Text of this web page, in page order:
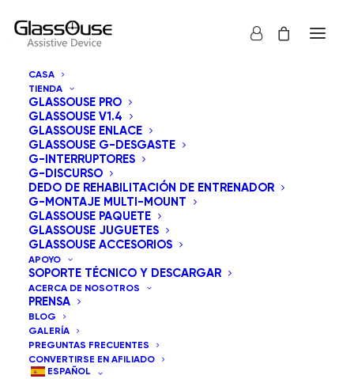
CASA
TIENDA
GLASSOUSE PRO
GLASSOUSE V1.4
GLASSOUSE ENLACE
GLASSOUSE G-DESGASTE
G-INTERRUPTORES
G-DISCURSO
DEDO DE REHABILITACIÓN DE ENTRENADOR
G-MONTAJE MULTI-MOUNT
GLASSOUSE PAQUETE
GLASSOUSE JUGUETES
GLASSOUSE ACCESORIOS
APOYO
SOPORTE TÉCNICO Y DESCARGAR
ACERCA DE NOSOTROS
PRENSA
BLOG
GALERÍA
PREGUNTAS FRECUENTES
CONVERTIRSE EN AFILIADO
ESPAÑOL
Mostrar todos los
Ordenar por popularidad
Orden predeterminado
Ordenar por los últimos
Ordenar por precio: alto a bajo